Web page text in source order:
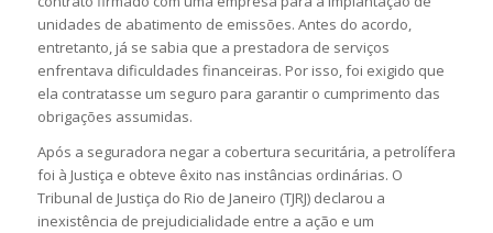
unidades de abatimento de emissões. Antes do acordo,
entretanto, já se sabia que a prestadora de serviços
enfrentava dificuldades financeiras. Por isso, foi exigido que
ela contratasse um seguro para garantir o cumprimento das
obrigações assumidas.
Após a seguradora negar a cobertura securitária, a petrolífera
foi à Justiça e obteve êxito nas instâncias ordinárias. O
Tribunal de Justiça do Rio de Janeiro (TJRJ) declarou a
inexistência de prejudicialidade entre a ação e um